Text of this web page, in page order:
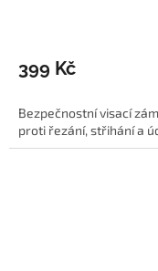
produktu
je
z
5
hvězdiček.
399 Kč
Bezpečnostní visací
proti řezání, střihání a